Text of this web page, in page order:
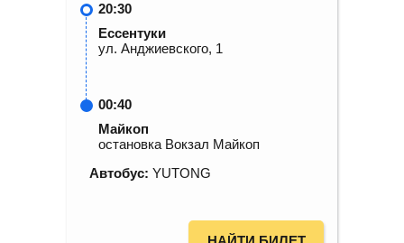
20:30
Ессентуки
ул. Анджиевского, 1
00:40
Майкоп
остановка Вокзал Майкоп
Автобус: YUTONG